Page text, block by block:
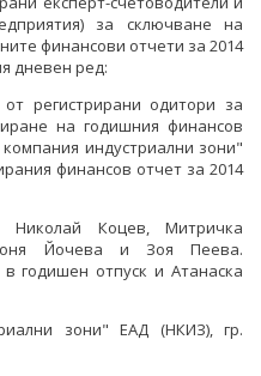
ЗА
УСЛУГИ
за сключване на
финансови отчети за 2014
дневен ред:
регистрирани одитори за
на годишния финансов
индустриални зони"
финансов отчет за 2014
Николай Коцев, Митричка
Йочева и Зоя Пеева.
годишен отпуск и Атанаска
зони" ЕАД (НКИЗ), гр.